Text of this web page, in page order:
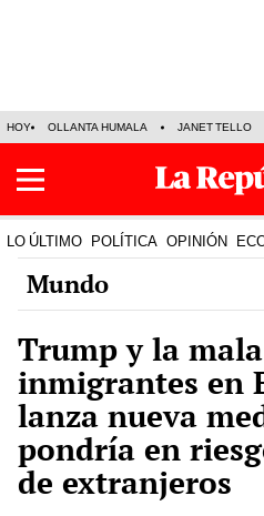
HOY OLLANTA HUMALA JANET TELLO
LO ÚLTIMO POLÍTICA OPINIÓN
Mundo
Trump y la
inmigrantes en
lanza nueva
pondría en
de extranjeros